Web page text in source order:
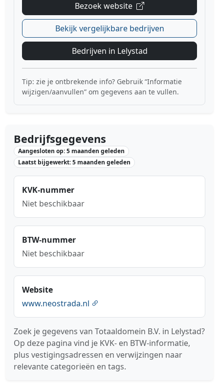
Bezoek website
Bekijk vergelijkbare bedrijven
Bedrijven in Lelystad
Tip: zie je ontbrekende info? Gebruik “Informatie
wijzigen/aanvullen” om gegevens aan te vullen.
Bedrijfsgegevens
Aangesloten op: 5 maanden geleden
Laatst bijgewerkt: 5 maanden geleden
KVK-nummer
Niet beschikbaar
BTW-nummer
Niet beschikbaar
Website
www.neostrada.nl
Zoek je gegevens van Totaaldomein B.V. in Lelystad?
Op deze pagina vind je KVK- en BTW-informatie,
plus vestigingsadressen en verwijzingen naar
relevante categorieën en tags.